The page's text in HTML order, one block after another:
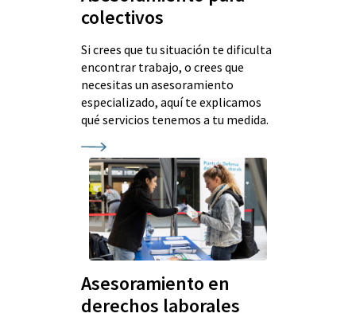
colectivos
Si crees que tu situación te dificulta
encontrar trabajo, o crees que
necesitas un asesoramiento
especializado, aquí te explicamos
qué servicios tenemos a tu medida.
Asesoramiento en
derechos laborales